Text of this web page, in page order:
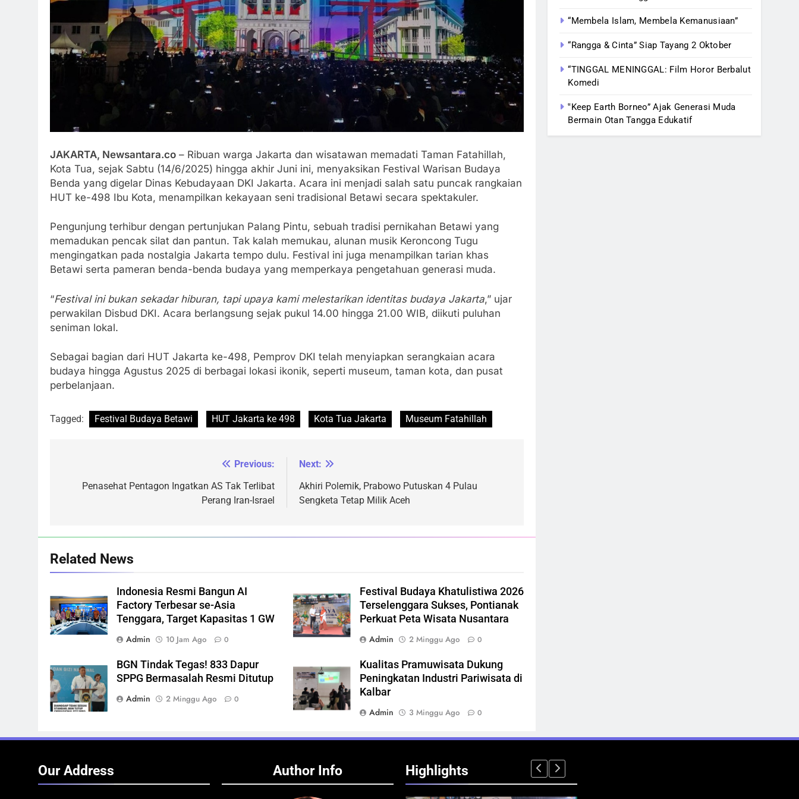
JAKARTA, Newsantara.co – Ribuan warga Jakarta dan wisatawan memadati Taman Fatahillah,
Kota Tua, sejak Sabtu (14/6/2025) hingga akhir Juni ini, menyaksikan Festival Warisan Budaya
Benda yang digelar Dinas Kebudayaan DKI Jakarta. Acara ini menjadi salah satu puncak rangkaian
HUT ke-498 Ibu Kota, menampilkan kekayaan seni tradisional Betawi secara spektakuler.
Pengunjung terhibur dengan pertunjukan Palang Pintu, sebuah tradisi pernikahan Betawi yang
memadukan pencak silat dan pantun. Tak kalah memukau, alunan musik Keroncong Tugu
mengingatkan pada nostalgia Jakarta tempo dulu. Festival ini juga menampilkan tarian khas
Betawi serta pameran benda-benda budaya yang memperkaya pengetahuan generasi muda.
“Festival ini bukan sekadar hiburan, tapi upaya kami melestarikan identitas budaya Jakarta,” ujar
perwakilan Disbud DKI. Acara berlangsung sejak pukul 14.00 hingga 21.00 WIB, diikuti puluhan
seniman lokal.
Sebagai bagian dari HUT Jakarta ke-498, Pemprov DKI telah menyiapkan serangkaian acara
budaya hingga Agustus 2025 di berbagai lokasi ikonik, seperti museum, taman kota, dan pusat
perbelanjaan.
Tagged: Festival Budaya Betawi HUT Jakarta ke 498 Kota Tua Jakarta Museum Fatahillah
pos
Previous:
Penasehat Pentagon Ingatkan AS Tak Terlibat
Perang Iran-Israel
Next:
Akhiri Polemik, Prabowo Putuskan 4 Pulau
Sengketa Tetap Milik Aceh
Related News
Indonesia Resmi Bangun AI
Factory Terbesar se-Asia
Tenggara, Target Kapasitas 1 GW
Admin
10 Jam Ago 0
Festival Budaya Khatulistiwa 2026
Terselenggara Sukses, Pontianak
Perkuat Peta Wisata Nusantara
Admin
2 Minggu Ago 0
BGN Tindak Tegas! 833 Dapur
SPPG Bermasalah Resmi Ditutup
Admin
2 Minggu Ago 0
Kualitas Pramuwisata Dukung
Peningkatan Industri Pariwisata di
Kalbar
Admin
3 Minggu Ago 0
“Membela Islam, Membela Kemanusiaan”
“Rangga & Cinta” Siap Tayang 2 Oktober
“TINGGAL MENINGGAL: Film Horor Berbalut
Komedi
‟Keep Earth Borneo” Ajak Generasi Muda
Bermain Otan Tangga Edukatif
Our Address Author Info Highlights